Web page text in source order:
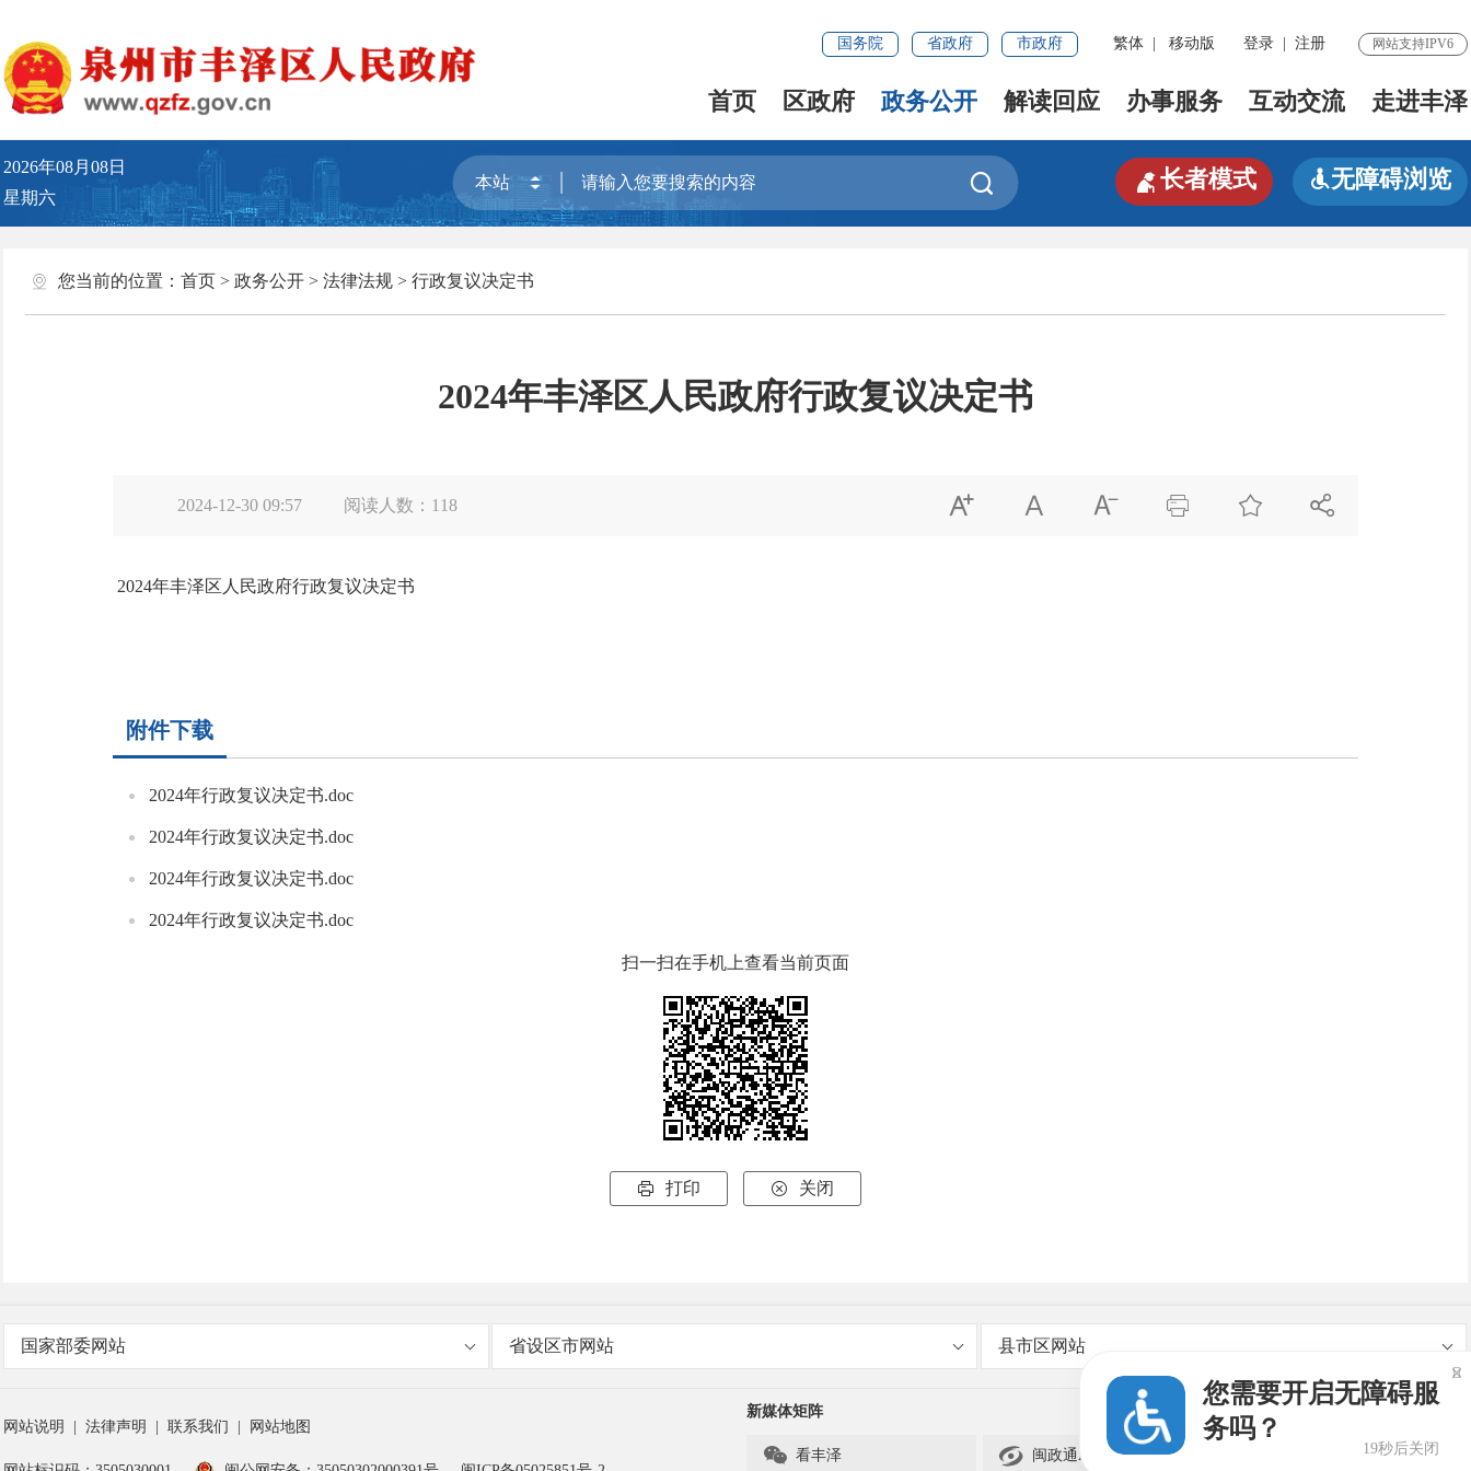
国务院 省政府 市政府 繁体 移动版 登录 注册 网站支持IPV6
首页 区政府 政务公开 解读回应 办事服务 互动交流 走进丰泽
2026年08月08日
星期六
 长者模式 无障碍浏览
您当前的位置： 首页> 政务公开> 法律法规> 行政复议决定书
2024年丰泽区人民政府行政复议决定书
2024-12-30 09:57 阅读人数： 118      
2024年丰泽区人民政府行政复议决定书
附件下载
2024年行政复议决定书.doc
2024年行政复议决定书.doc
2024年行政复议决定书.doc
2024年行政复议决定书.doc
扫一扫在手机上查看当前页面
 打印  关闭
国家部委网站 省设区市网站 县市区网站
网站说明 法律声明 联系我们 网站地图
新媒体矩阵
 看丰泽  闽政通APP
您需要开启无障碍服
务吗？
19秒后关闭
